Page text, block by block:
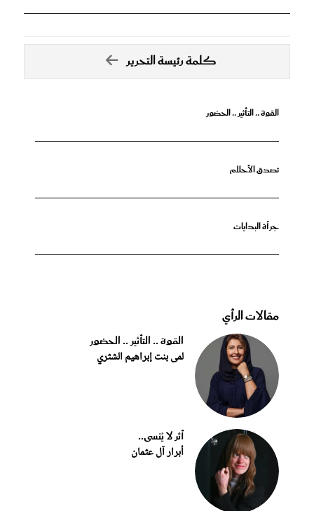
كلمة رئيسة التحرير
القوة .. التأثير .. الحضور
تصدق الأحلام
جرأة البدايات
مقالات الرأي
القوة .. التأثير .. الحضور
لمى بنت إبراهيم الشثري
أثر لا يُنسى..
أبرار آل عثمان